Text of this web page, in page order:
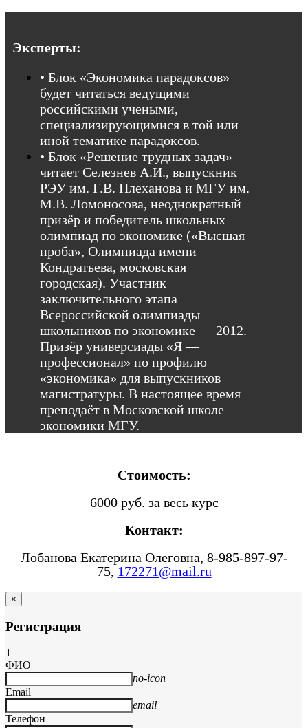
Эксперты:
• Блок «Экономика парадоксов»
будет читаться ведущими
российскими учеными,
специализирующимися в той или
иной тематике парадоксов.
• Блок «Решение трудных задач»
читает Селезнев А.И., выпускник
РЭУ им. Г.В. Плеханова и МГУ им.
М.В. Ломоносова, неоднократный
призёр и победитель школьных
олимпиад по экономике («Высшая
проба», Олимпиада имени
Кондратьева, московская
городская). Участник
заключительного этапа
Всероссийской олимпиады
школьников по экономике — 2012.
Призёр универсиады «Я —
профессионал» по профилю
«экономика» для выпускников
магистратуры. В настоящее время
преподаёт в Московской школе
экономики МГУ.
Стоимость:
6000 руб. за весь курс
Контакт:
Лобанова Екатерина Олеговна, 8-985-897-97-
75, 172271@mail.ru
×
Регистрация
1
ФИО
no-icon
Email
email
Телефон